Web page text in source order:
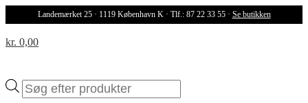
Landemærket 25 · 1119 København K · Tlf.: 87 22 33 55 · Se butikken
Products
search
kr. 0,00